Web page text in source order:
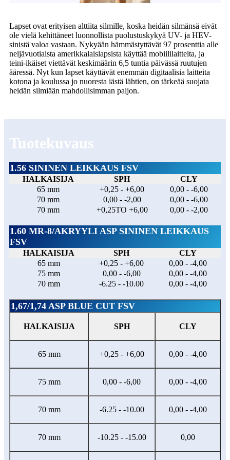
Lapset ovat erityisen alttiita silmille, koska heidän silmänsä eivät
ole vielä kehittäneet luonnollista puolustuskykyä UV- ja HEV-
sinistä valoa vastaan. Nykyään hämmästyttävät 97 prosenttia alle
neljävuotiaista amerikkalaislapsista käyttää mobiililaitteita, ja
teini-ikäiset viettävät keskimäärin 6,5 tuntia päivässä ruutujen
ääressä. Nyt kun lapset käyttävät enemmän digitaalisia laitteita
kotona ja koulussa jo nuoresta iästä lähtien, on tärkeää suojata
heidän silmiään mahdollisimman paljon.
Tuotekuvaus
1.56 SININEN LEIKKAUS FSV
HALKAISIJA SPH
CLY
65 mm
+0,25 - +6,00
0,00 - -6,00
70 mm
0,00 - -2,00
0,00 - -6,00
70 mm
+0,25TO +6,00 0,00 - -2,00
1.60 MR-8/AKRYYLI ASP SININEN LEIKKAUS
FSV
HALKAISIJA SPH
CLY
65 mm
+0,25 - +6,00
0,00 - -4,00
75 mm
0,00 - -6,00
0,00 - -4,00
70 mm
-6.25 - -10.00 0,00 - -4,00
1,67/1,74 ASP BLUE CUT FSV
HALKAISIJA SPH CLY
65 mm +0,25 - +6,00 0,00 - -4,00
75 mm 0,00 - -6,00 0,00 - -4,00
70 mm -6.25 - -10.00 0,00 - -4,00
70 mm -10.25 - -15.00 0,00